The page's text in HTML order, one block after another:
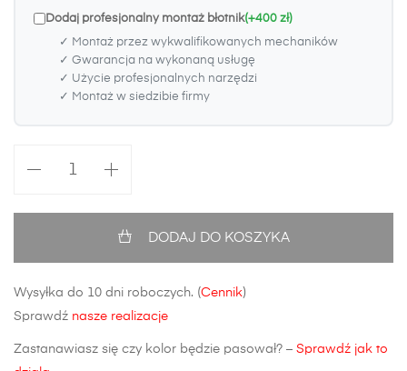
Dodaj profesjonalny montaż błotnik(+400 zł)
✓ Montaż przez wykwalifikowanych mechaników
✓ Gwarancja na wykonaną usługę
✓ Użycie profesjonalnych narzędzi
✓ Montaż w siedzibie firmy
Plus
DODAJ DO KOSZYKA
Wysyłka do 10 dni roboczych. (Cennik)
Sprawdź nasze realizacje
Zastanawiasz się czy kolor będzie pasował? – Sprawdź jak to